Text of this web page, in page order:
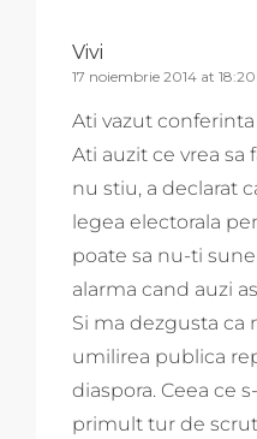
Vivi
17 noiembrie 2014 at 18:20
Ati vazut
Ati auzit ce vrea sa
nu stiu, a declarat
legea electorala
poate sa nu-ti
alarma cand auzi
Si ma dezgusta ca
umilirea publica
diaspora. Ceea ce
primult tur de